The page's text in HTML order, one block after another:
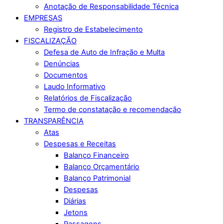
Anotação de Responsabilidade Técnica
EMPRESAS
Registro de Estabelecimento
FISCALIZAÇÃO
Defesa de Auto de Infração e Multa
Denúncias
Documentos
Laudo Informativo
Relatórios de Fiscalização
Termo de constatação e recomendação
TRANSPARÊNCIA
Atas
Despesas e Receitas
Balanço Financeiro
Balanço Orçamentário
Balanço Patrimonial
Despesas
Diárias
Jetons